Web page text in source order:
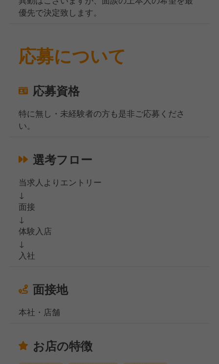
優先で決定致します。
応募について
応募資格
特に無し・未経験者の方も是非ご応募くださ
い。
選考フロー
当求人よりエントリー
↓
面接
↓
体験入店
↓
入社
面接地
本社・店舗
お店の特徴